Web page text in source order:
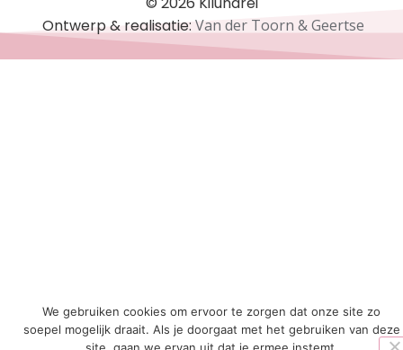
Ontwerp & realisatie:Van der Toorn & Geertse
We gebruiken cookies om ervoor te zorgen dat onze site zo
soepel mogelijk draait. Als je doorgaat met het gebruiken van deze